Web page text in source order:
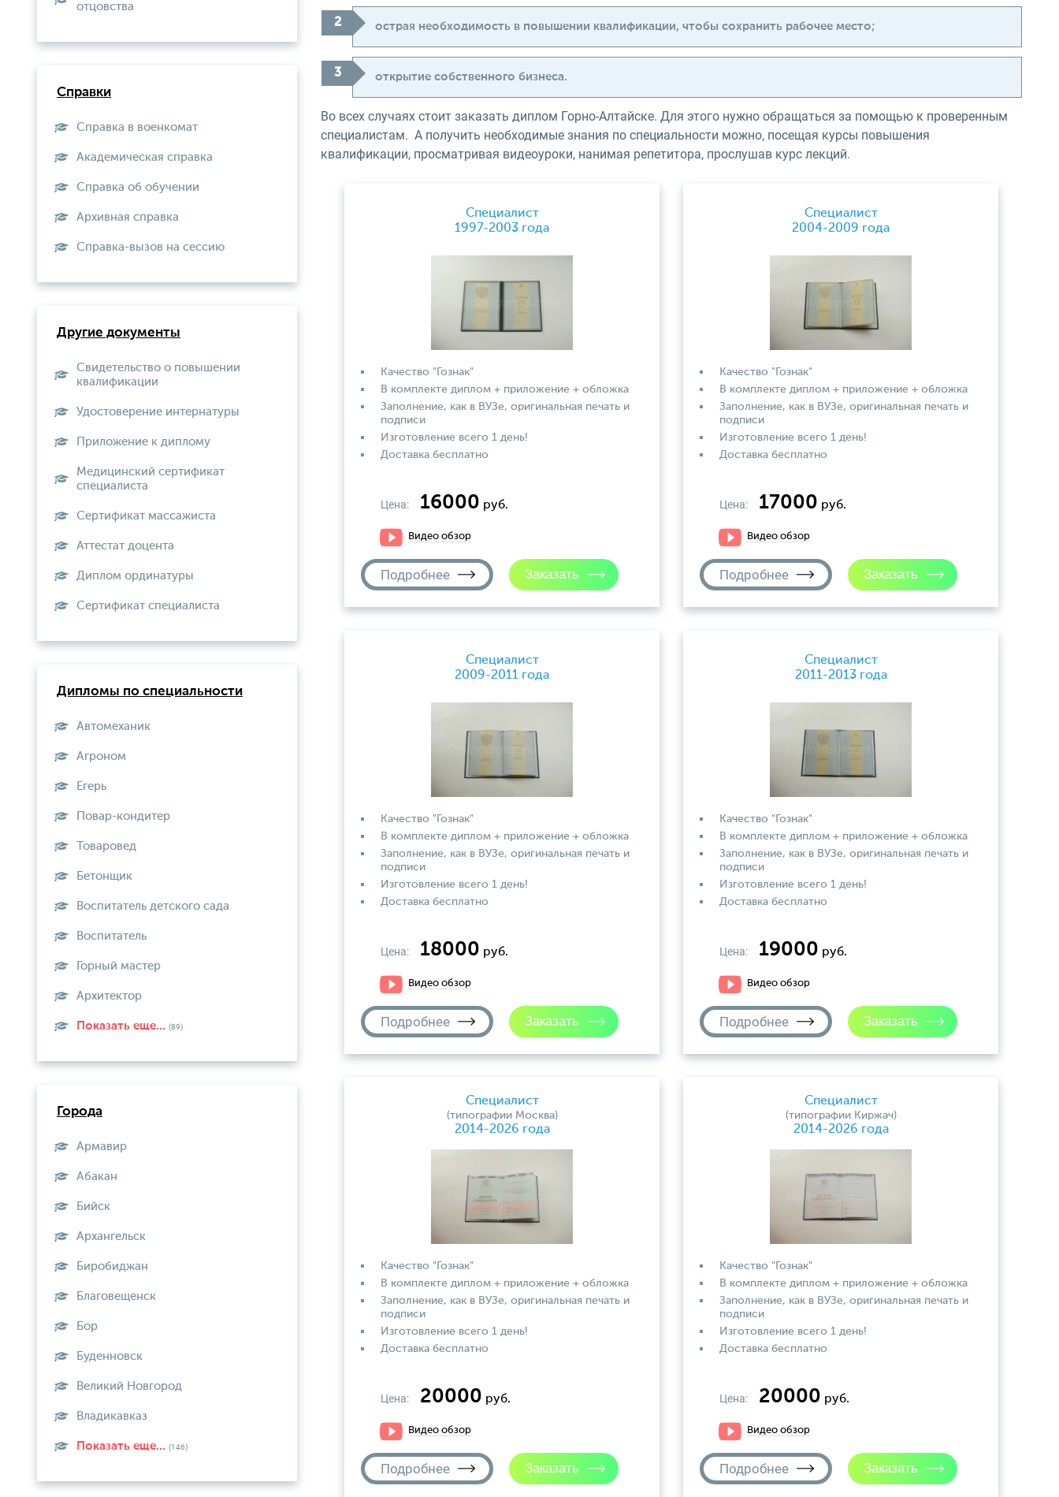
острая необходимость в повышении квалификации, чтобы сохранить рабочее место;
открытие собственного бизнеса.
Во всех случаях стоит заказать диплом Горно-Алтайске. Для этого нужно обращаться за помощью к проверенным
специалистам. А получить необходимые знания по специальности можно, посещая курсы повышения
квалификации, просматривая видеоуроки, нанимая репетитора, прослушав курс лекций.
Специалист
1997-2003 года
Качество "Гознак"
В комплекте диплом + приложение + обложка
Заполнение, как в ВУЗе, оригинальная печать и
подписи
Изготовление всего 1 день!
Доставка бесплатно
Цена: 16000 руб.
Видео обзор
Подробнее
Специалист
2004-2009 года
Качество "Гознак"
В комплекте диплом + приложение + обложка
Заполнение, как в ВУЗе, оригинальная печать и
подписи
Изготовление всего 1 день!
Доставка бесплатно
Цена: 17000 руб.
Видео обзор
Подробнее
Специалист
2009-2011 года
Качество "Гознак"
В комплекте диплом + приложение + обложка
Заполнение, как в ВУЗе, оригинальная печать и
подписи
Изготовление всего 1 день!
Доставка бесплатно
Цена: 18000 руб.
Видео обзор
Подробнее
Специалист
2011-2013 года
Качество "Гознак"
В комплекте диплом + приложение + обложка
Заполнение, как в ВУЗе, оригинальная печать и
подписи
Изготовление всего 1 день!
Доставка бесплатно
Цена: 19000 руб.
Видео обзор
Подробнее
Специалист
(типографии Москва)
2014-2026 года
Качество "Гознак"
В комплекте диплом + приложение + обложка
Заполнение, как в ВУЗе, оригинальная печать и
подписи
Изготовление всего 1 день!
Доставка бесплатно
Цена: 20000 руб.
Видео обзор
Подробнее
Специалист
(типографии Киржач)
2014-2026 года
Качество "Гознак"
В комплекте диплом + приложение + обложка
Заполнение, как в ВУЗе, оригинальная печать и
подписи
Изготовление всего 1 день!
Доставка бесплатно
Цена: 20000 руб.
Видео обзор
Подробнее
отцовства
Справки
Справка в военкомат
Академическая справка
Справка об обучении
Архивная справка
Справка-вызов на сессию
Другие документы
Свидетельство о повышении
квалификации
Удостоверение интернатуры
Приложение к диплому
Медицинский сертификат
специалиста
Сертификат массажиста
Аттестат доцента
Диплом ординатуры
Сертификат специалиста
Дипломы по специальности
Автомеханик
Агроном
Егерь
Повар-кондитер
Товаровед
Бетонщик
Воспитатель детского сада
Воспитатель
Горный мастер
Архитектор
Показать еще... (89)
Города
Армавир
Абакан
Бийск
Архангельск
Биробиджан
Благовещенск
Бор
Буденновск
Великий Новгород
Владикавказ
Показать еще... (146)